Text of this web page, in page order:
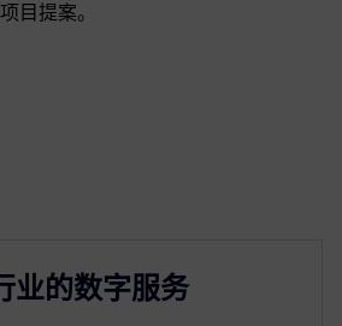
目提案。
业的数字服务